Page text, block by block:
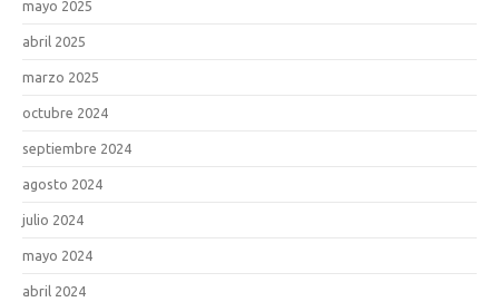
mayo 2025
abril 2025
marzo 2025
octubre 2024
septiembre 2024
agosto 2024
julio 2024
mayo 2024
abril 2024